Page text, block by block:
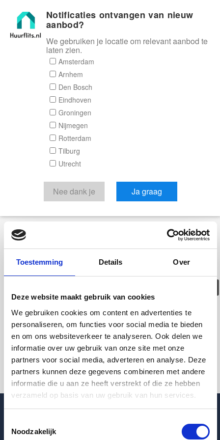
Toestemming Details Over
Deze website maakt gebruik van cookies
We gebruiken cookies om content en advertenties te
personaliseren, om functies voor social media te bieden
en om ons websiteverkeer te analyseren. Ook delen we
informatie over uw gebruik van onze site met onze
partners voor social media, adverteren en analyse. Deze
partners kunnen deze gegevens combineren met andere
informatie die u aan ze heeft verstrekt of die ze hebben
verzameld op basis van uw gebruik van hun services.
Noodzakelijk
Huurflits
Deze woning is
helaas
verhuurd/verwijderd
Pagina niet gevonden
Terug naar woningoverzicht
Blogpost
Notificaties ontvangen van nieuw
aanbod?
We gebruiken je locatie om relevant aanbod te
laten zien.
Amsterdam
Arnhem
Den Bosch
Eindhoven
Groningen
Nijmegen
Rotterdam
Tilburg
Utrecht
Nee dank je Ja graag